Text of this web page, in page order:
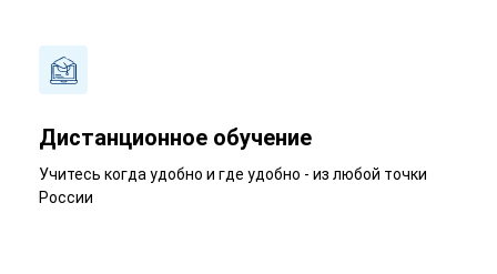
Дистанционное обучение
Учитесь когда удобно и где удобно - из любой точки
России